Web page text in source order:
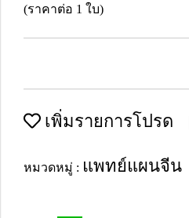
(ราคาต่อ 1 ใบ)
เพิ่มรายการโปรด
หมวดหมู่ : แพทย์แผนจีน